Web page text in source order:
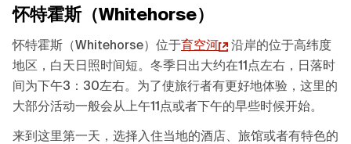
怀特霍斯（Whitehorse）
怀特霍斯（Whitehorse）位于育空河
沿岸的位于高纬度
地区，白天日照时间短。冬季日出大约在11点左右，日落时
间为下午3：30左右。为了使旅行者有更好地体验，这里的
大部分活动一般会从上午11点或者下午的早些时候开始。
来到这里第一天，选择入住当地的酒店、旅馆或者有特色的